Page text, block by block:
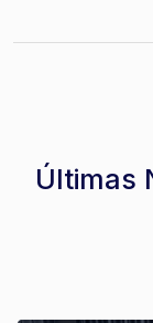
Últimas